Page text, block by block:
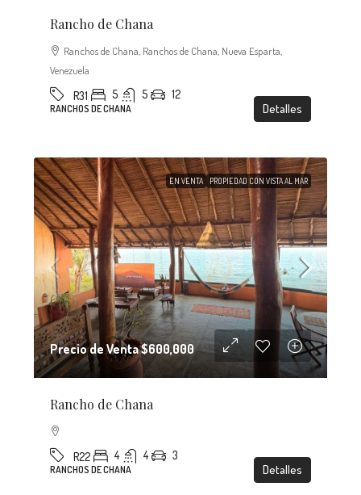
Rancho de Chana
Ranchos de Chana, Ranchos de Chana, Nueva Esparta,
Venezuela
R31 5 5 12
RANCHOS DE CHANA Detalles
EN VENTA PROPIEDAD CON VISTA AL MAR
Precio de Venta$600,000
Rancho de Chana
R22 4 4 3
RANCHOS DE CHANA Detalles